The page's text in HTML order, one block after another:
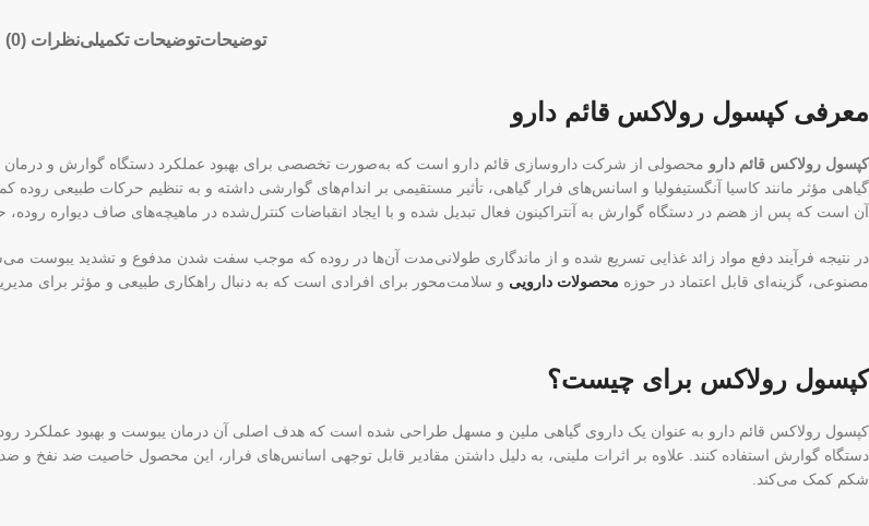
توضیحاتتوضیحات تکمیلینظرات (0)
معرفی کپسول رولاکس قائم دارو
کپسول رولاکس قائم دارو محصولی از شرکت داروسازی قائم دارو است که به‌صورت تخصصی برای بهبود عملکرد دستگاه گوارش و درمان
گیاهی مؤثر مانند کاسیا آنگستیفولیا و اسانس‌های فرار گیاهی، تأثیر مستقیمی بر اندام‌های گوارشی داشته و به تنظیم حرکات طبیعی روده
آن است که پس از هضم در دستگاه گوارش به آنتراکینون فعال تبدیل شده و با ایجاد انقباضات کنترل‌شده در ماهیچه‌های صاف دیواره
در نتیجه فرآیند دفع مواد زائد غذایی تسریع شده و از ماندگاری طولانی‌مدت آن‌ها در روده که موجب سفت شدن مدفوع و تشدید یبوست
مصنوعی، گزینه‌ای قابل اعتماد در حوزه محصولات دارویی و سلامت‌محور برای افرادی است که به دنبال راهکاری طبیعی و مؤثر برای
کپسول رولاکس برای چیست؟
کپسول رولاکس قائم دارو به عنوان یک داروی گیاهی ملین و مسهل طراحی شده است که هدف اصلی آن درمان یبوست و بهبود عملکرد
دستگاه گوارش استفاده کنند. علاوه بر اثرات ملینی، به دلیل داشتن مقادیر قابل توجهی اسانس‌های فرار، این محصول خاصیت ضد نفخ
شکم کمک می‌کند.